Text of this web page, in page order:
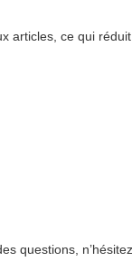
ce qui
questions,